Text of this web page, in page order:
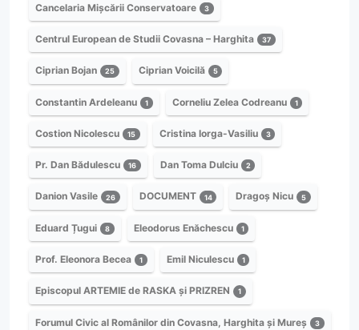
Cancelaria Mișcării Conservatoare 3
Centrul European de Studii Covasna – Harghita 37
Ciprian Bojan 25 Ciprian Voicilă 5
Constantin Ardeleanu 1 Corneliu Zelea Codreanu 1
Costion Nicolescu 15 Cristina Iorga-Vasiliu 3
Pr. Dan Bădulescu 16 Dan Toma Dulciu 2
Danion Vasile 26 DOCUMENT 14 Dragoș Nicu 5
Eduard Țugui 8 Eleodorus Enăchescu 1
Prof. Eleonora Becea 1 Emil Niculescu 1
Episcopul ARTEMIE de RASKA și PRIZREN 1
Forumul Civic al Românilor din Covasna, Harghita și Mureș 3